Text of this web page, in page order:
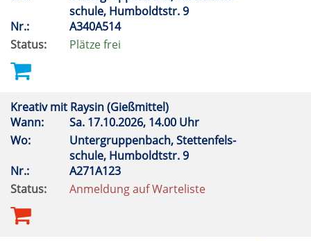
schule, Humboldtstr. 9
Nr.:
A340A514
Status:
Plätze frei
Kreativ mit Raysin (Gießmittel)
Wann:
Sa. 17.10.2026, 14.00 Uhr
Wo:
Untergruppenbach, Stettenfels-
schule, Humboldtstr. 9
Nr.:
A271A123
Status:
Anmeldung auf Warteliste